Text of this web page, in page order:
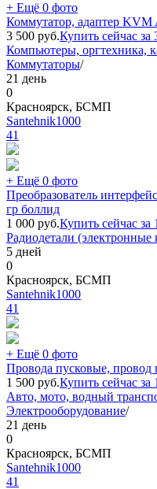
+ Ещё 0 фото
Коммутатор, адаптер
3 500 руб.Купить сейчас за
Компьютеры, оргтехника,
Коммутаторы/
21 день
0
Красноярск, БСМП
Santehnik1000
41
+ Ещё 0 фото
Преобразователь
гр боллид
1 000 руб.Купить сейчас за
Радиодетали
5 дней
0
Красноярск, БСМП
Santehnik1000
41
+ Ещё 0 фото
Провода пусковые, провод
1 500 руб.Купить сейчас за
Авто, мото, водный
Электрооборудование/
21 день
0
Красноярск, БСМП
Santehnik1000
41